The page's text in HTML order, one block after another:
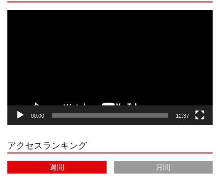
r
a
e
C
00:00 12:37
アクセスランキング
週間
月間